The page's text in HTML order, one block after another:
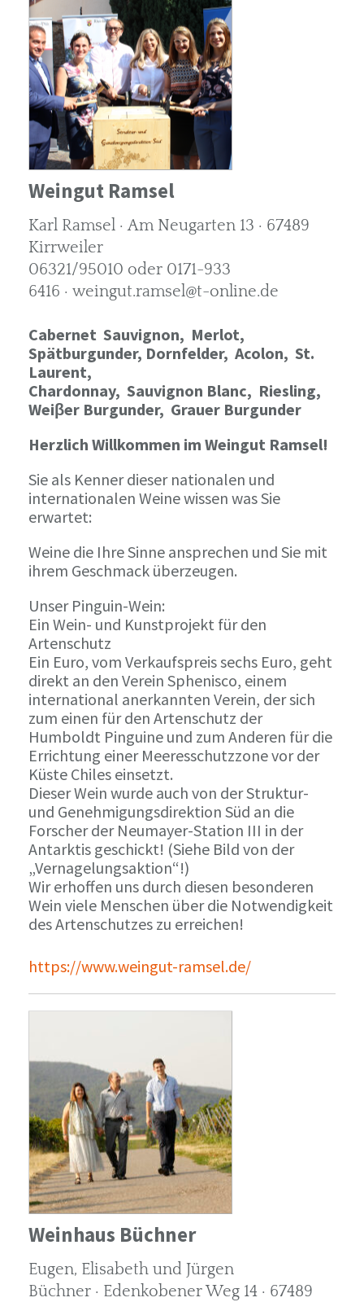
Weingut Ramsel
Karl Ramsel · Am Neugarten 13 · 67489
Kirrweiler
06321/95010 oder 0171-933
6416 · weingut.ramsel@t-online.de
Cabernet Sauvignon, Merlot,
Spätburgunder, Dornfelder, Acolon, St.
Laurent,
Chardonnay, Sauvignon Blanc, Riesling,
Weiβer Burgunder, Grauer Burgunder
Herzlich Willkommen im Weingut Ramsel!
Sie als Kenner dieser nationalen und
internationalen Weine wissen was Sie
erwartet:
Weine die Ihre Sinne ansprechen und Sie mit
ihrem Geschmack überzeugen.
Unser Pinguin-Wein:
Ein Wein- und Kunstprojekt für den
Artenschutz
Ein Euro, vom Verkaufspreis sechs Euro, geht
direkt an den Verein Sphenisco, einem
international anerkannten Verein, der sich
zum einen für den Artenschutz der
Humboldt Pinguine und zum Anderen für die
Errichtung einer Meeresschutzzone vor der
Küste Chiles einsetzt.
Dieser Wein wurde auch von der Struktur-
und Genehmigungsdirektion Süd an die
Forscher der Neumayer-Station III in der
Antarktis geschickt! (Siehe Bild von der
„Vernagelungsaktion“!)
Wir erhoffen uns durch diesen besonderen
Wein viele Menschen über die Notwendigkeit
des Artenschutzes zu erreichen!
https://www.weingut-ramsel.de/
Weinhaus Büchner
Eugen, Elisabeth und Jürgen
Büchner · Edenkobener Weg 14 · 67489